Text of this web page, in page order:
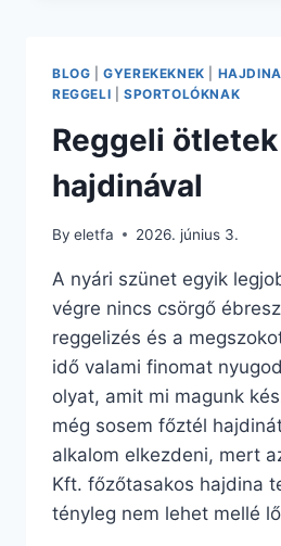
EGYSZERŰEN
BLOG |GYEREKEKNEK HAJDINA
REGGELI
SPORTOLÓKNAK
Reggeli ötletek
hajdinával
By eletfa 2026. június 3.
A nyári szünet egyik
végre nincs csörgő
reggelizés és a
idő valami finomat
olyat, amit mi magunk
még sosem főztél
alkalom elkezdeni, mert
Kft. főzőtasakos hajdina
tényleg nem lehet mellé